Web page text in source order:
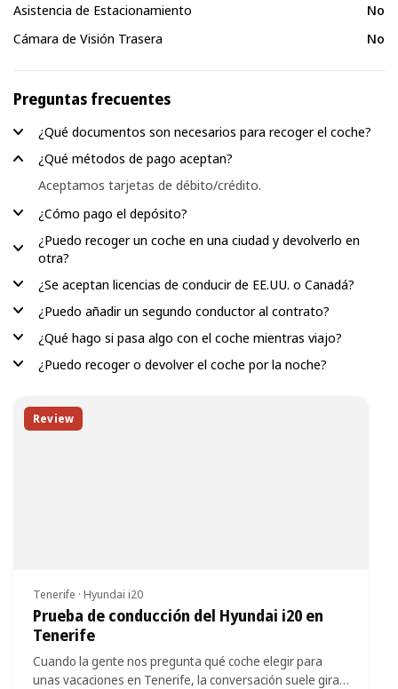
Asistencia de Estacionamiento
No
Cámara de Visión Trasera
No
Preguntas frecuentes
¿Qué documentos son necesarios para recoger el coche?
¿Qué métodos de pago aceptan?
Aceptamos tarjetas de débito/crédito.
¿Cómo pago el depósito?
¿Puedo recoger un coche en una ciudad y devolverlo en
otra?
¿Se aceptan licencias de conducir de EE.UU. o Canadá?
¿Puedo añadir un segundo conductor al contrato?
¿Qué hago si pasa algo con el coche mientras viajo?
¿Puedo recoger o devolver el coche por la noche?
Review
Tenerife · Hyundai i20
Prueba de conducción del Hyundai i20 en
Tenerife
Cuando la gente nos pregunta qué coche elegir para
unas vacaciones en Tenerife, la conversación suele girar